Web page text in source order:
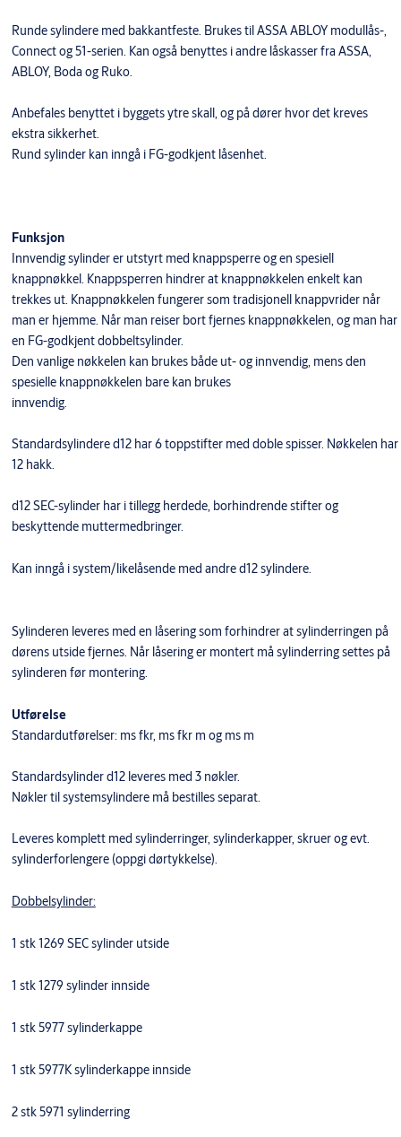
Runde sylindere med bakkantfeste. Brukes til ASSA ABLOY modullås-,
Connect og 51-serien. Kan også benyttes i andre låskasser fra ASSA,
ABLOY, Boda og Ruko.
Anbefales benyttet i byggets ytre skall, og på dører hvor det kreves
ekstra sikkerhet.
Rund sylinder kan inngå i FG-godkjent låsenhet.
Funksjon
Innvendig sylinder er utstyrt med knappsperre og en spesiell
knappnøkkel. Knappsperren hindrer at knappnøkkelen enkelt kan
trekkes ut. Knappnøkkelen fungerer som tradisjonell knappvrider når
man er hjemme. Når man reiser bort fjernes knappnøkkelen, og man har
en FG-godkjent dobbeltsylinder.
Den vanlige nøkkelen kan brukes både ut- og innvendig, mens den
spesielle knappnøkkelen bare kan brukes
innvendig.
Standardsylindere d12 har 6 toppstifter med doble spisser. Nøkkelen har
12 hakk.
d12 SEC-sylinder har i tillegg herdede, borhindrende stifter og
beskyttende muttermedbringer.
​Kan inngå i system/likelåsende med andre d12 sylindere.
Sylinderen leveres med en låsering som forhindrer at sylinderringen på
dørens utside fjernes. Når låsering er montert må sylinderring settes på
sylinderen før montering.
Utførelse
Standardutførelser: ms fkr, ms fkr m og ms m
Standardsylinder d12 leveres med 3 nøkler.
Nøkler til systemsylindere må bestilles separat.
Leveres komplett med sylinderringer, sylinderkapper, skruer og evt.
sylinderforlengere (oppgi dørtykkelse).
Dobbelsylinder:
1 stk 1269 SEC sylinder utside
1 stk 1279 sylinder innside
1 stk 5977 sylinderkappe
1 stk 5977K sylinderkappe innside
2 stk 5971 sylinderring